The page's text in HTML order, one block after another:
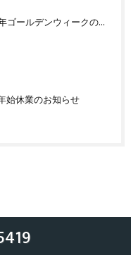
Information 〉2025年ゴールデンウィークのお知らせ
始休業のお知らせ